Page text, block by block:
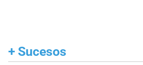
+ Sucesos